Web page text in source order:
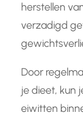
herstellen
verzadigd
Door
je dieet, kun
eiwitten